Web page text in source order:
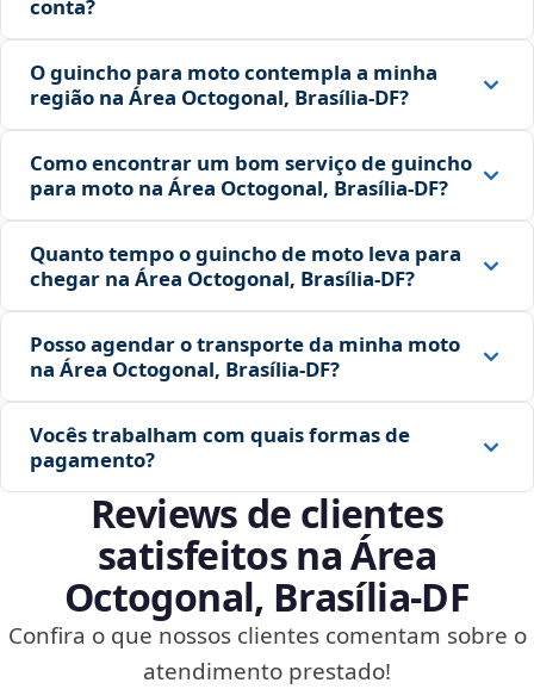
conta?
O guincho para moto contempla a minha
região na Área Octogonal, Brasília‑DF?
Como encontrar um bom serviço de guincho
para moto na Área Octogonal, Brasília‑DF?
Quanto tempo o guincho de moto leva para
chegar na Área Octogonal, Brasília‑DF?
Posso agendar o transporte da minha moto
na Área Octogonal, Brasília‑DF?
Vocês trabalham com quais formas de
pagamento?
Reviews de clientes
satisfeitos na Área
Octogonal, Brasília‑DF
Confira o que nossos clientes comentam sobre o
atendimento prestado!